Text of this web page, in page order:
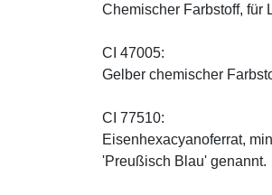
Chemischer Farbstoff, für
CI 47005:
Gelber chemischer
CI 77510:
Eisenhexacyanoferrat,
'Preußisch Blau' genannt.